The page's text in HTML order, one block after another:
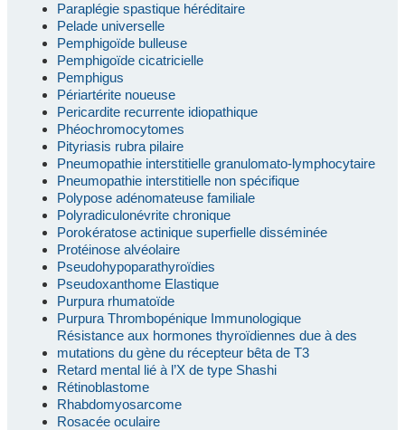
Paraplégie spastique héréditaire
Pelade universelle
Pemphigoïde bulleuse
Pemphigoïde cicatricielle
Pemphigus
Périartérite noueuse
Pericardite recurrente idiopathique
Phéochromocytomes
Pityriasis rubra pilaire
Pneumopathie interstitielle granulomato-lymphocytaire
Pneumopathie interstitielle non spécifique
Polypose adénomateuse familiale
Polyradiculonévrite chronique
Porokératose actinique superfielle disséminée
Protéinose alvéolaire
Pseudohypoparathyroïdies
Pseudoxanthome Elastique
Purpura rhumatoïde
Purpura Thrombopénique Immunologique
Résistance aux hormones thyroïdiennes due à des
mutations du gène du récepteur bêta de T3
Retard mental lié à l’X de type Shashi
Rétinoblastome
Rhabdomyosarcome
Rosacée oculaire